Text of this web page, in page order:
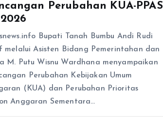
Perubahan KUA-PPAS
Bupati Tanah Bumbu Andi Rudi
melalui Asisten Bidang Pemerintahan dan
M. Putu Wisnu Wardhana menyampaikan
Perubahan Kebijakan Umum
(KUA) dan Perubahan Prioritas
Anggaran Sementara…